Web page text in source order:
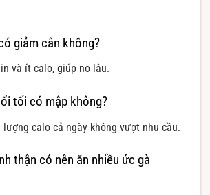
giảm cân không?
và ít calo, giúp no lâu.
tối có mập không?
lượng calo cả ngày không vượt nhu cầu.
thận có nên ăn nhiều ức gà